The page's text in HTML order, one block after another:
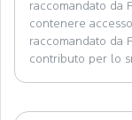
raccomandato da
contenere
raccomandato da
contributo per lo